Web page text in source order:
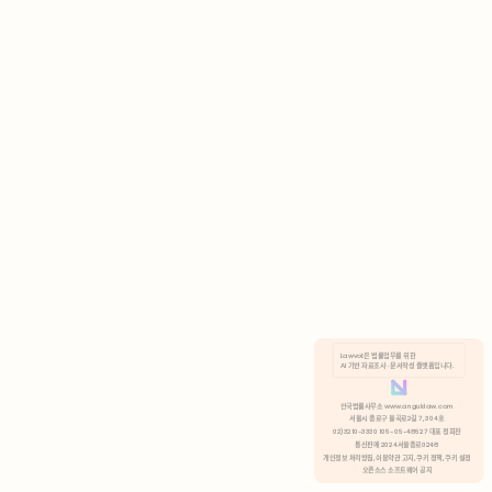
분석 쿠키 허용
Lawvot은 법률업무를 위한
AI 기반 자료조사 · 문서작성 플랫폼입니다.
안국법률사무소 www.anguklaw.com
서울시 종로구 율곡로2길 7, 304호
02)3210-3330 105-05-48527 대표 정희찬
통신판매 2024서울종로0248
개인정보 처리방침, 이용약관 고지, 쿠키 정책, 쿠키 설정
오픈소스 소프트웨어 공지